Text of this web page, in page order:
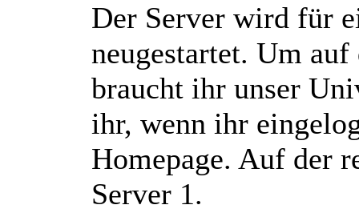
Der Server wird für
neugestartet. Um
braucht ihr unser
ihr, wenn ihr
Homepage. Auf der
Server 1.